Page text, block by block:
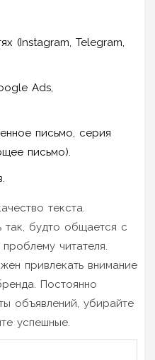
(Instagram, Telegram,
Ads,
письмо, серия
письмо).
текста.
так, будто общается с
читателя.
привлекать внимание
Постоянно
объявлений, убирайте
успешные.